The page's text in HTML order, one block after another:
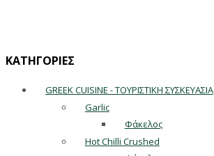
ΚΑΤΗΓΟΡΙΕΣ
GREEK CUISINE - ΤΟΥΡΙΣΤΙΚΗ ΣΥΣΚΕΥΑΣΙΑ
Garlic
Φάκελος
Hot Chilli Crushed